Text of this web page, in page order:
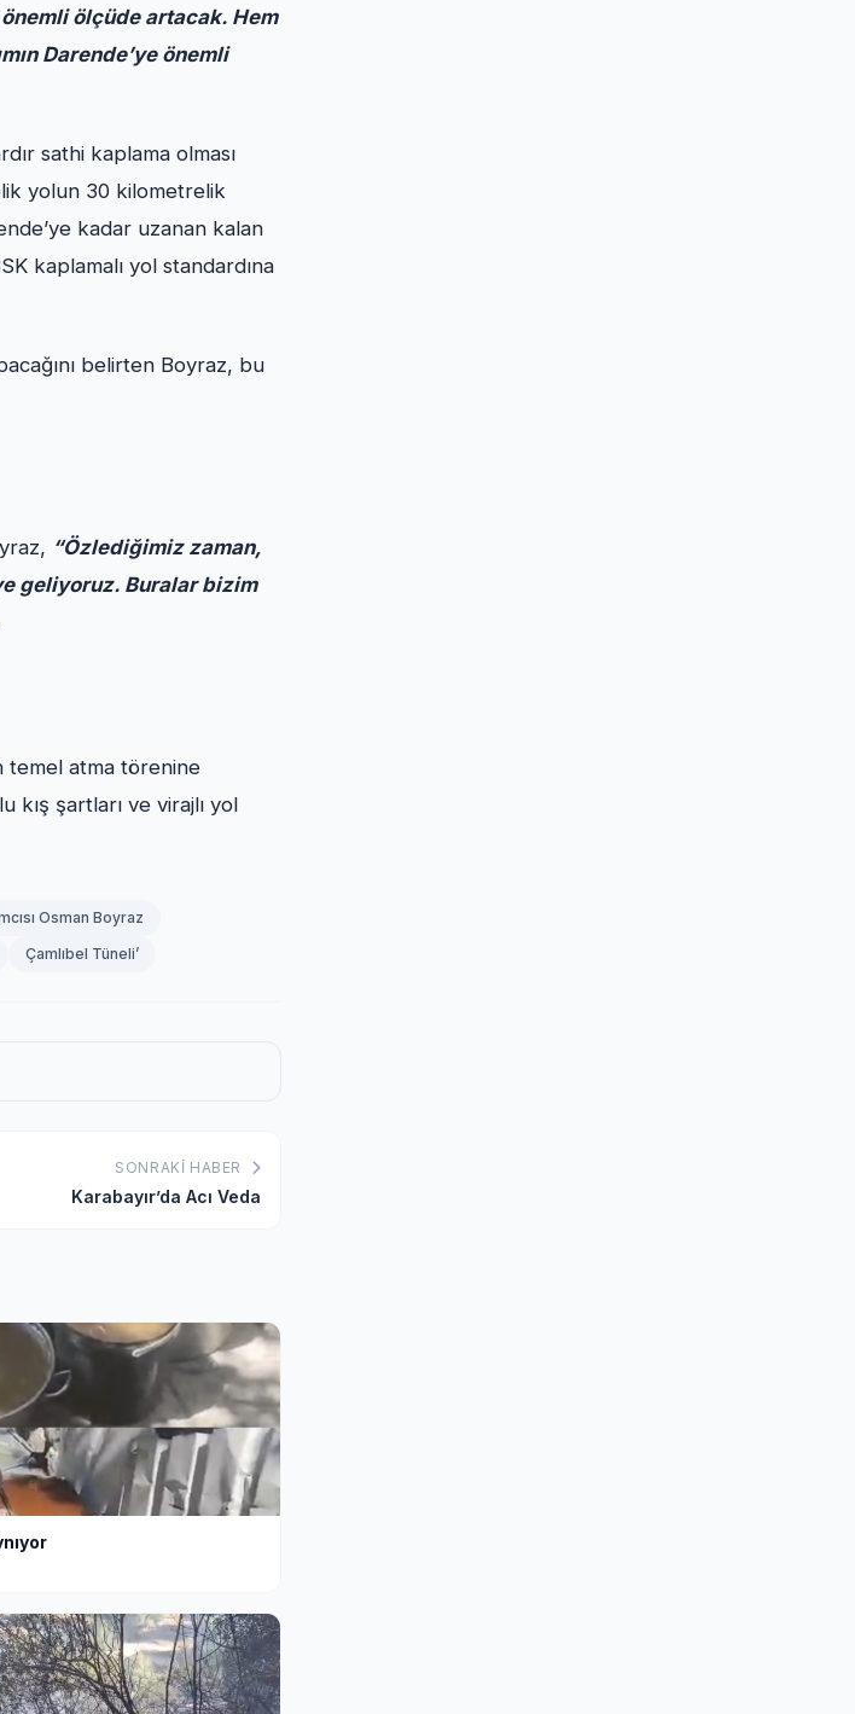
ölçüde artacak. Hem
Darende’ye önemli
sathi kaplama olması
yolun 30 kilometrelik
kadar uzanan kalan
kaplamalı yol standardına
belirten Boyraz, bu
“Özlediğimiz zaman,
geliyoruz. Buralar bizim
temel atma törenine
kış şartları ve virajlı yol
Osman Boyraz
Çamlıbel Tüneli’
SONRAKI HABER
Karabayır’da Acı Veda